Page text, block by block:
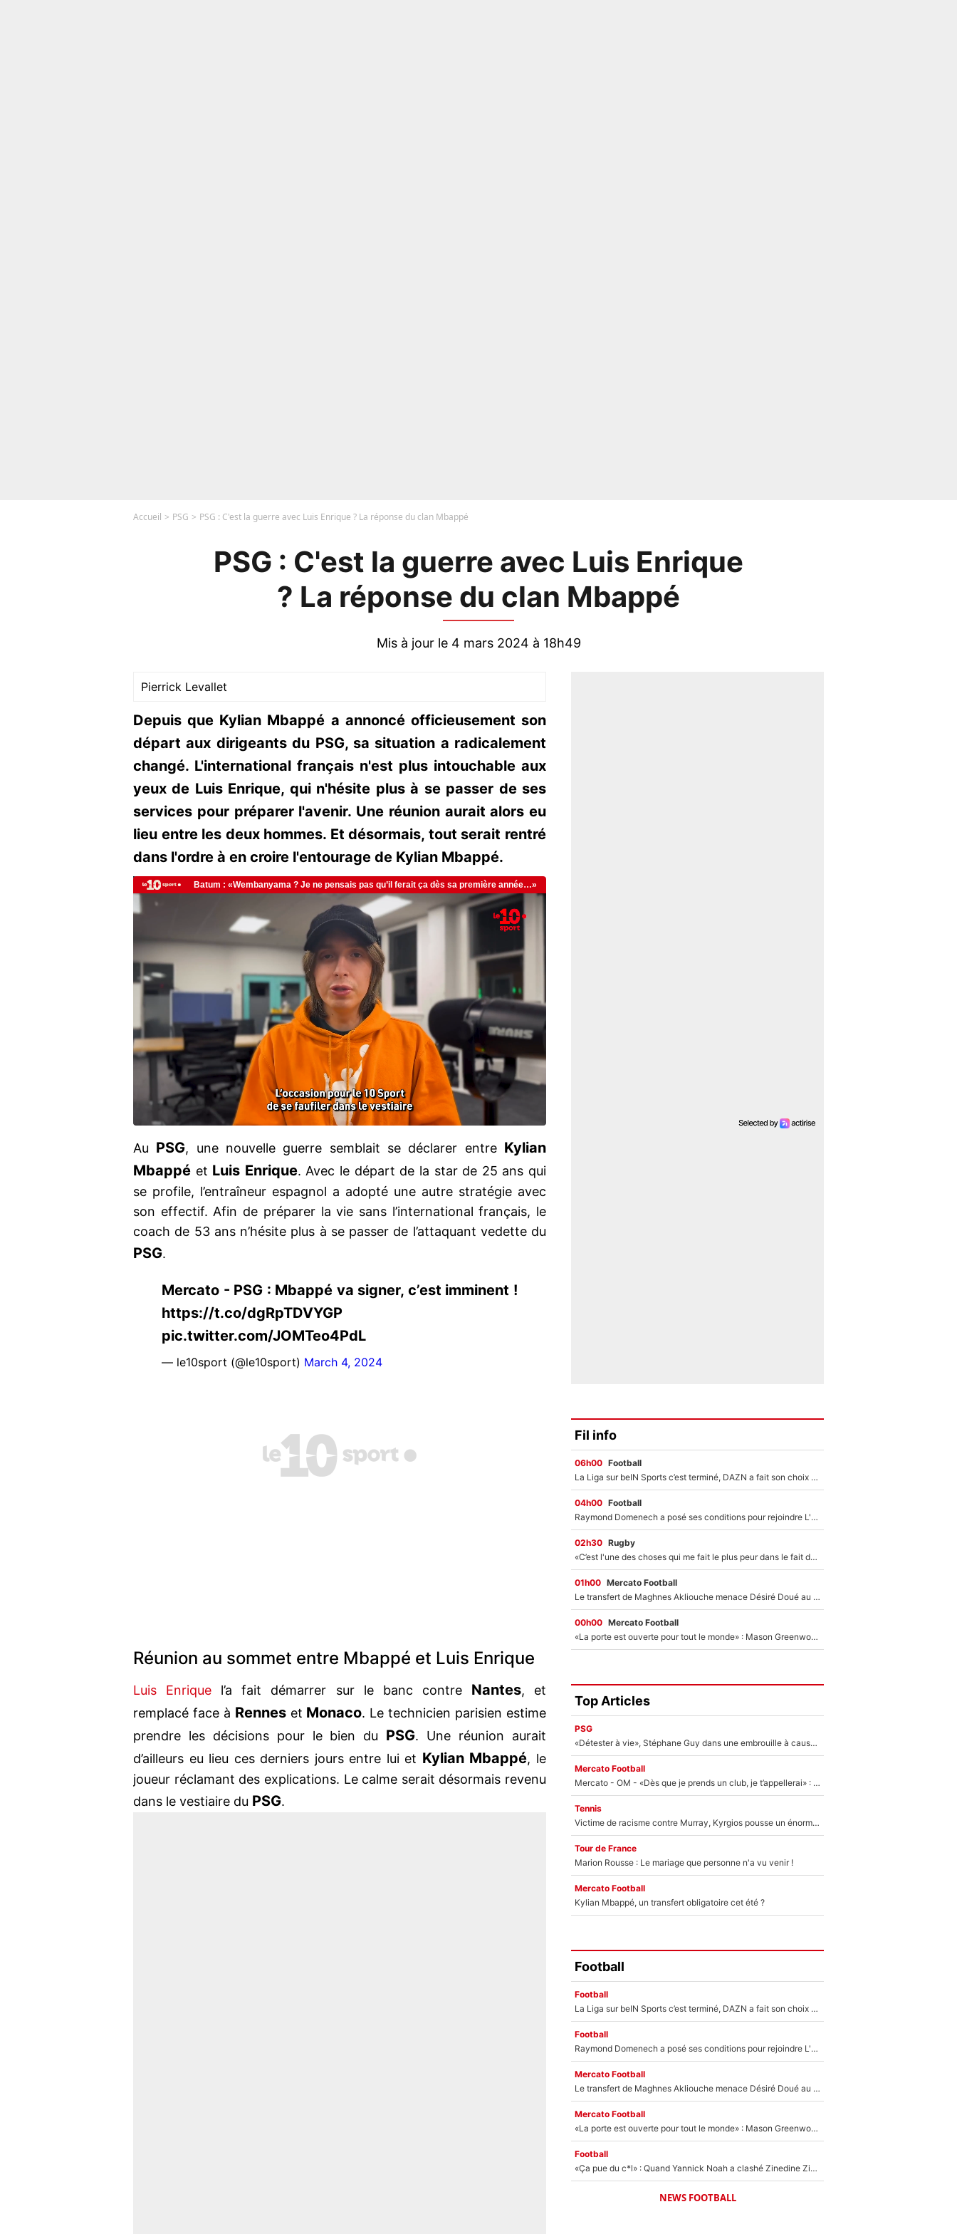
Accueil PSG PSG : C'est la guerre avec Luis Enrique ? La réponse du clan Mbappé
PSG : C'est la guerre avec Luis Enrique
? La réponse du clan Mbappé
Mis à jour le 4 mars 2024 à 18h49
Pierrick Levallet
Depuis que Kylian Mbappé a annoncé officieusement son
départ aux dirigeants du PSG, sa situation a radicalement
changé. L'international français n'est plus intouchable aux
yeux de Luis Enrique, qui n'hésite plus à se passer de ses
services pour préparer l'avenir. Une réunion aurait alors eu
lieu entre les deux hommes. Et désormais, tout serait rentré
dans l'ordre à en croire l'entourage de Kylian Mbappé.
Au PSG, une nouvelle guerre semblait se déclarer entre Kylian
Mbappé et Luis Enrique. Avec le départ de la star de 25 ans qui
se profile, l’entraîneur espagnol a adopté une autre stratégie avec
son effectif. Afin de préparer la vie sans l’international français, le
coach de 53 ans n’hésite plus à se passer de l’attaquant vedette du
PSG.
Mercato - PSG : Mbappé va signer, c’est imminent !
https://t.co/dgRpTDVYGP
pic.twitter.com/JOMTeo4PdL
— le10sport (@le10sport) March 4, 2024
Réunion au sommet entre Mbappé et Luis Enrique
Luis Enrique l’a fait démarrer sur le banc contre Nantes, et
remplacé face à Renneset Monaco. Le technicien parisien estime
prendre les décisions pour le bien du
PSG. Une réunion aurait
d’ailleurs eu lieu ces derniers jours entre lui et Kylian Mbappé, le
joueur réclamant des explications. Le calme serait désormais revenu
dans le vestiaire du PSG.
Fil info
06h00 Football
La Liga sur beIN Sports c’est terminé, DAZN a fait son choix pour Benjamin Da Silva et Omar Da Fonseca !
04h00 Football
Raymond Domenech a posé ses conditions pour rejoindre L'EQUIPE du Soir : Il refuse de faire l'émission avec un autre chroniqueur !
02h30 Rugby
«C’est l'une des choses qui me fait le plus peur dans le fait de devenir maman» : En couple avec Antoine Dupont, Iris Mittenaere s'inquiète déjà pour ses futurs enfants !
01h00 Mercato Football
Le transfert de Maghnes Akliouche menace Désiré Doué au PSG : «Je valide à 200%»
00h00 Mercato Football
«La porte est ouverte pour tout le monde» : Mason Greenwood et Pierre-Emerick Aubameyang ont quitté l'OM, Amine Gouiri balance sur la suite du mercato et sur la réaction du vestiaire !
Top Articles
PSG
«Détester à vie», Stéphane Guy dans une embrouille à cause du PSG !
Mercato Football
Mercato - OM - «Dès que je prends un club, je t’appellerai» : La promesse de Marcelino au moment de claquer la porte
Tennis
Victime de racisme contre Murray, Kyrgios pousse un énorme coup de gueule !
Tour de France
Marion Rousse : Le mariage que personne n'a vu venir !
Mercato Football
Kylian Mbappé, un transfert obligatoire cet été ?
Football
Football
La Liga sur beIN Sports c’est terminé, DAZN a fait son choix pour Benjamin Da Silva et Omar Da Fonseca !
Football
Raymond Domenech a posé ses conditions pour rejoindre L'EQUIPE du Soir : Il refuse de faire l'émission avec un autre chroniqueur !
Mercato Football
Le transfert de Maghnes Akliouche menace Désiré Doué au PSG : «Je valide à 200%»
Mercato Football
«La porte est ouverte pour tout le monde» : Mason Greenwood et Pierre-Emerick Aubameyang ont quitté l'OM, Amine Gouiri balance sur la suite du mercato et sur la réaction du vestiaire !
Football
«Ça pue du c*l» : Quand Yannick Noah a clashé Zinedine Zidane, avant de se faire recadrer par le nouveau sélectionneur de l'équipe de France !
NEWS FOOTBALL